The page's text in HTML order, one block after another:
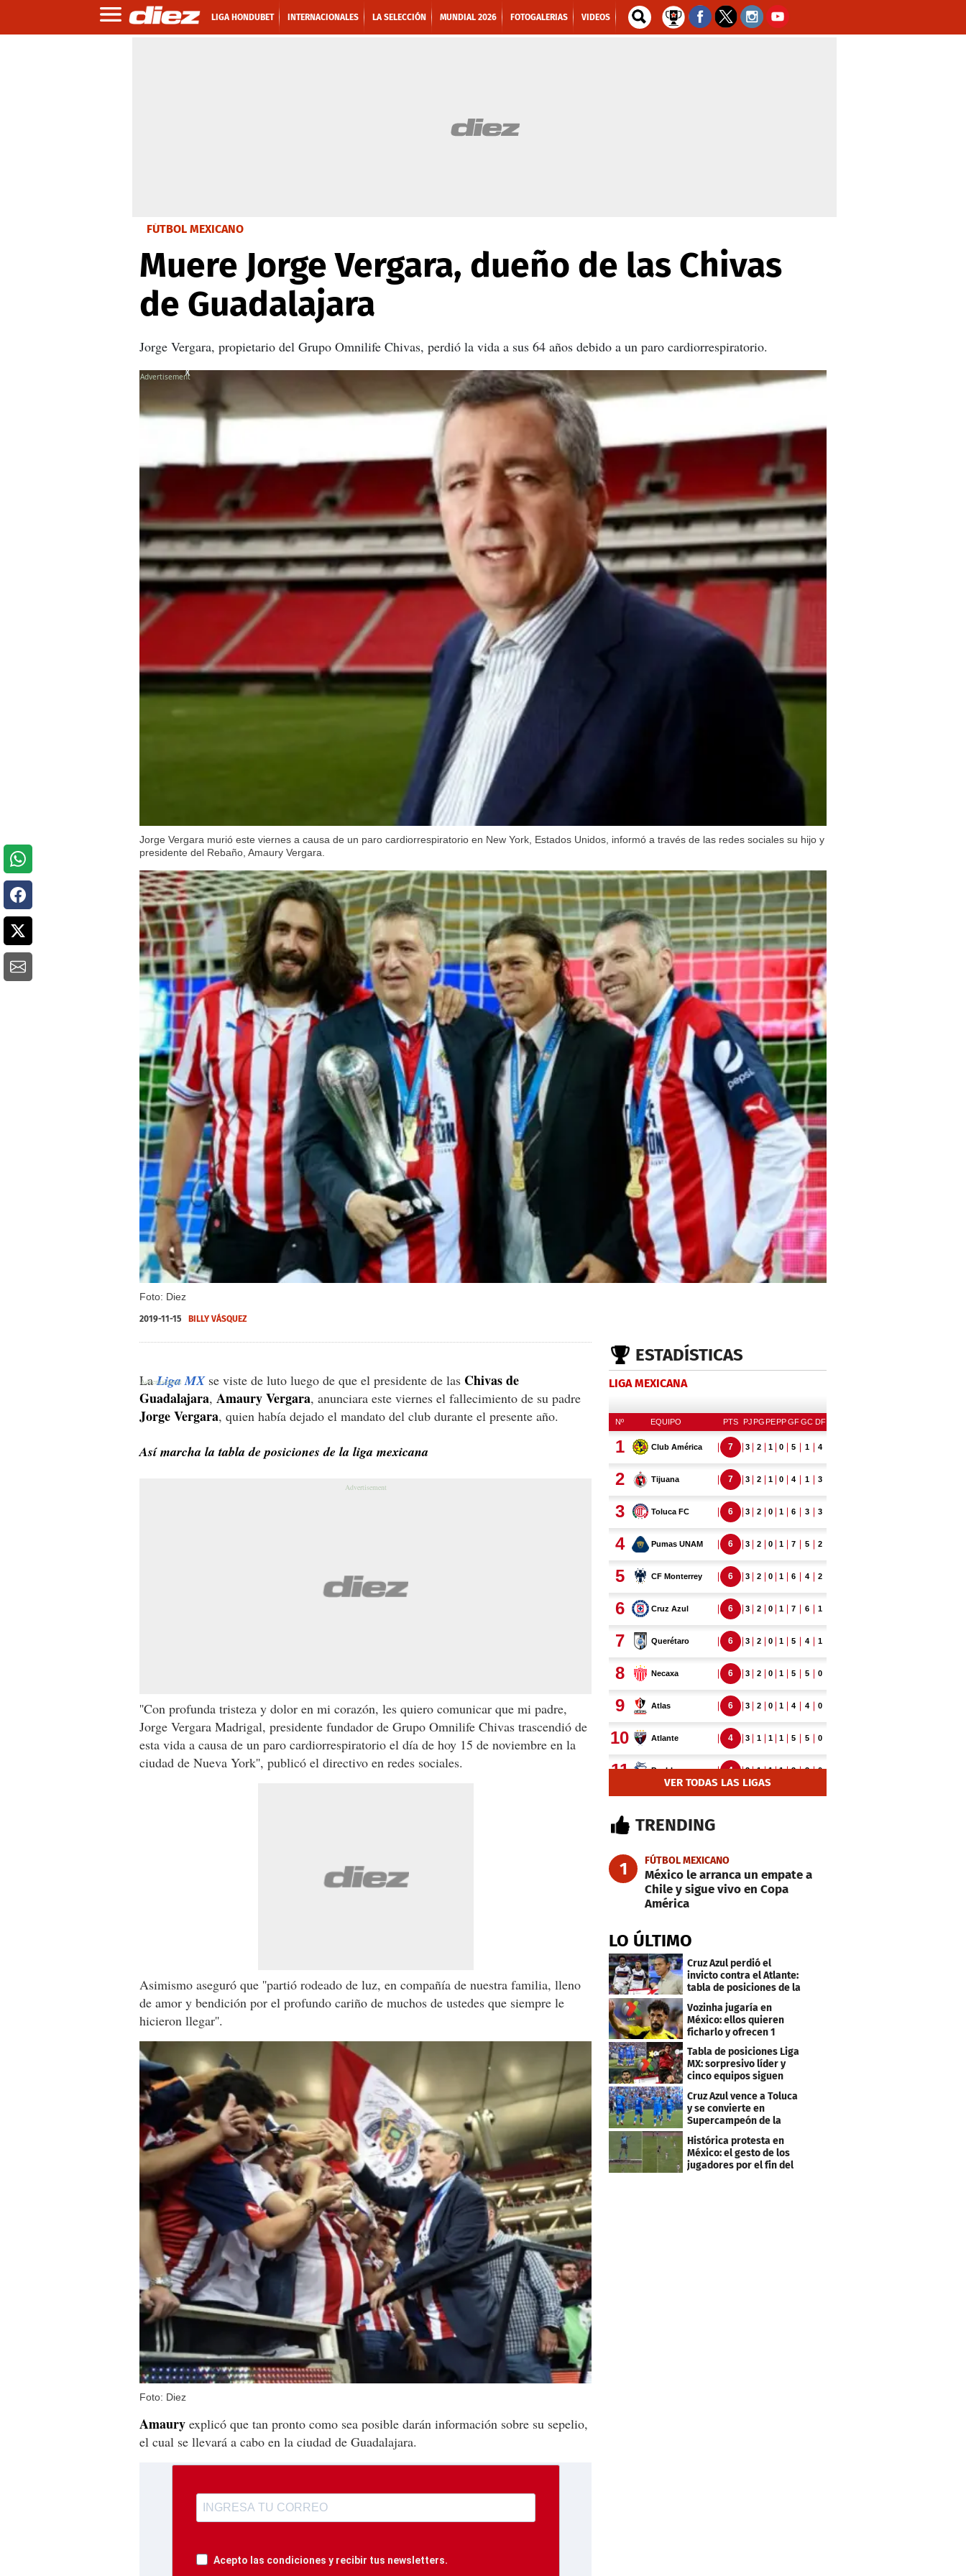
LIGA HONDUBET INTERNACIONALES LA SELECCIÓN MUNDIAL 2026 FOTOGALERIAS VIDEOS
FÚTBOL MEXICANO
Muere Jorge Vergara, dueño de las Chivas
de Guadalajara
Jorge Vergara, propietario del Grupo Omnilife Chivas, perdió la vida a sus 64 años debido a un paro cardiorrespiratorio.
Jorge Vergara murió este viernes a causa de un paro cardiorrespiratorio en New York, Estados Unidos, informó a través de las redes sociales su hijo y
presidente del Rebaño, Amaury Vergara.
Foto: Diez
X
X
2019-11-15 BILLY VÁSQUEZ
LaLiga MXse viste de luto luego de que el presidente de las Chivas de
Guadalajara, Amaury Vergara, anunciara este viernes el fallecimiento de su padre
Jorge Vergara, quien había dejado el mandato del club durante el presente año.
Así marcha la tabla de posiciones de la liga mexicana
''Con profunda tristeza y dolor en mi corazón, les quiero comunicar que mi padre,
Jorge Vergara Madrigal, presidente fundador de Grupo Omnilife Chivas trascendió de
esta vida a causa de un paro cardiorrespiratorio el día de hoy 15 de noviembre en la
ciudad de Nueva York'', publicó el directivo en redes sociales.
Asimismo aseguró que ''partió rodeado de luz, en compañía de nuestra familia, lleno
de amor y bendición por el profundo cariño de muchos de ustedes que siempre le
hicieron llegar''.
Foto: Diez
Amaury explicó que tan pronto como sea posible darán información sobre su sepelio,
el cual se llevará a cabo en la ciudad de Guadalajara.
Acepto las condiciones y recibir tus newsletters.
ESTADÍSTICAS
LIGA MEXICANA
VER TODAS LAS LIGAS
TRENDING
1 FÚTBOL MEXICANO
México le arranca un empate a
Chile y sigue vivo en Copa
América
LO ÚLTIMO
Cruz Azul perdió el
invicto contra el Atlante:
tabla de posiciones de la
Liga MX
Vozinha jugaría en
México: ellos quieren
ficharlo y ofrecen 1
millón de dólares
Tabla de posiciones Liga
MX: sorpresivo líder y
cinco equipos siguen
Cruz Azul vence a Toluca
y se convierte en
Supercampeón de la
Liga mexicana
Histórica protesta en
México: el gesto de los
jugadores por el fin del